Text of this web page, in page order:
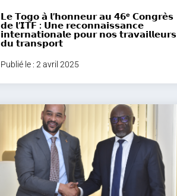
𝗟𝗲 𝗧𝗼𝗴𝗼 𝗮̀ 𝗹’𝗵𝗼𝗻𝗻𝗲𝘂𝗿 𝗮𝘂 𝟰𝟲ᵉ 𝗖𝗼𝗻𝗴𝗿𝗲̀𝘀
𝗱𝗲 𝗹’𝗜𝗧𝗙 : 𝗨𝗻𝗲 𝗿𝗲𝗰𝗼𝗻𝗻𝗮𝗶𝘀𝘀𝗮𝗻𝗰𝗲
𝗶𝗻𝘁𝗲𝗿𝗻𝗮𝘁𝗶𝗼𝗻𝗮𝗹𝗲 𝗽𝗼𝘂𝗿 𝗻𝗼𝘀 𝘁𝗿𝗮𝘃𝗮𝗶𝗹𝗹𝗲𝘂𝗿𝘀
𝗱𝘂 𝘁𝗿𝗮𝗻𝘀𝗽𝗼𝗿𝘁
Publié le : 2 avril 2025